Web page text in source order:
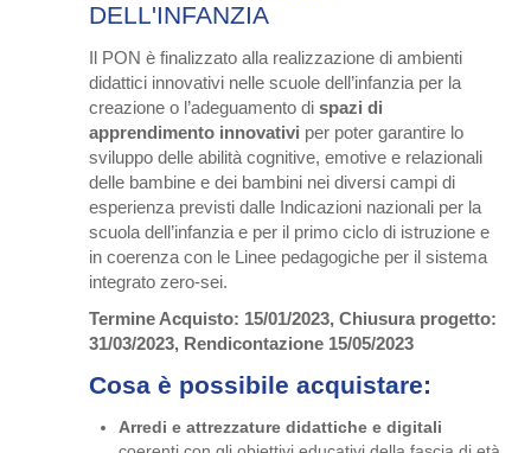
DELL'INFANZIA
Il PON è finalizzato alla realizzazione di ambienti
didattici innovativi nelle scuole dell’infanzia per la
creazione o l’adeguamento di spazi di
apprendimento innovativi per poter garantire lo
sviluppo delle abilità cognitive, emotive e relazionali
delle bambine e dei bambini nei diversi campi di
esperienza previsti dalle Indicazioni nazionali per la
scuola dell’infanzia e per il primo ciclo di istruzione e
in coerenza con le Linee pedagogiche per il sistema
integrato zero-sei.
Termine Acquisto: 15/01/2023, Chiusura progetto:
31/03/2023, Rendicontazione 15/05/2023
Cosa è possibile acquistare:
Arredi e attrezzature didattiche e digitali